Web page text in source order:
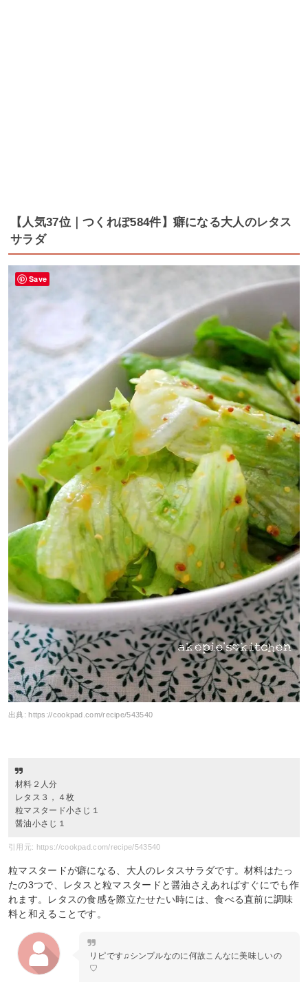
【人気37位｜つくれぽ584件】癖になる大人のレタス
サラダ
出典:https://cookpad.com/recipe/543540
材料２人分
レタス３，４枚
粒マスタード小さじ１
醤油小さじ１
引用元: https://cookpad.com/recipe/543540
粒マスタードが癖になる、大人のレタスサラダです。材料はたっ
たの3つで、レタスと粒マスタードと醤油さえあればすぐにでも作
れます。レタスの食感を際立たせたい時には、食べる直前に調味
料と和えることです。
リピです♫シンプルなのに何故こんなに美味しいの
♡
Save